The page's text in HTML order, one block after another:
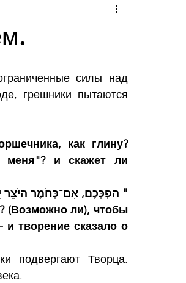
силы над
грешники пытаются
как глину?
меня"? и скажет ли
" הַפְכְּכֶם, אִם־כְּחֹמֶר הַיֹּצֵר
(Возможно ли), чтобы
творение сказало о
подвергают Творца.